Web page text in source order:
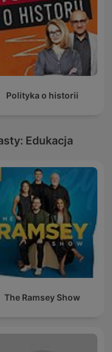
Polityka o historii
Edukacja
The Ramsey Show